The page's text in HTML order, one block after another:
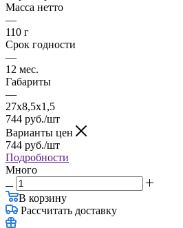
Масса нетто
—
110 г
Срок годности
—
12 мес.
Габариты
—
27х8,5х1,5
744 руб./шт
Варианты цен
744 руб./шт
Подробности
Много
В корзину
Рассчитать доставку